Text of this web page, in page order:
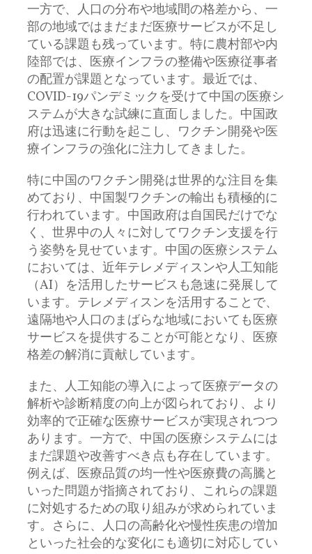
一方で、人口の分布や地域間の格差から、一
部の地域ではまだまだ医療サービスが不足し
ている課題も残っています。特に農村部や内
陸部では、医療インフラの整備や医療従事者
の配置が課題となっています。最近では、
COVID-19パンデミックを受けて中国の医療シ
ステムが大きな試練に直面しました。中国政
府は迅速に行動を起こし、ワクチン開発や医
療インフラの強化に注力してきました。
特に中国のワクチン開発は世界的な注目を集
めており、中国製ワクチンの輸出も積極的に
行われています。中国政府は自国民だけでな
く、世界中の人々に対してワクチン支援を行
う姿勢を見せています。中国の医療システム
においては、近年テレメディスンや人工知能
（AI）を活用したサービスも急速に発展して
います。テレメディスンを活用することで、
遠隔地や人口のまばらな地域においても医療
サービスを提供することが可能となり、医療
格差の解消に貢献しています。
また、人工知能の導入によって医療データの
解析や診断精度の向上が図られており、より
効率的で正確な医療サービスが実現されつつ
あります。一方で、中国の医療システムには
まだ課題や改善すべき点も存在しています。
例えば、医療品質の均一性や医療費の高騰と
いった問題が指摘されており、これらの課題
に対処するための取り組みが求められていま
す。さらに、人口の高齢化や慢性疾患の増加
といった社会的な変化にも適切に対応してい